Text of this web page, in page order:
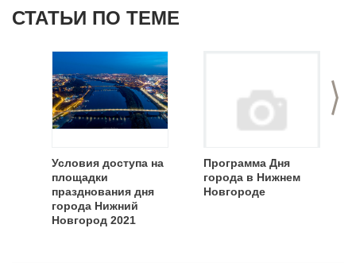
СТАТЬИ ПО ТЕМЕ
>
Условия доступа на
площадки
празднования дня
города Нижний
Новгород 2021
Программа Дня
города в Нижнем
Новгороде